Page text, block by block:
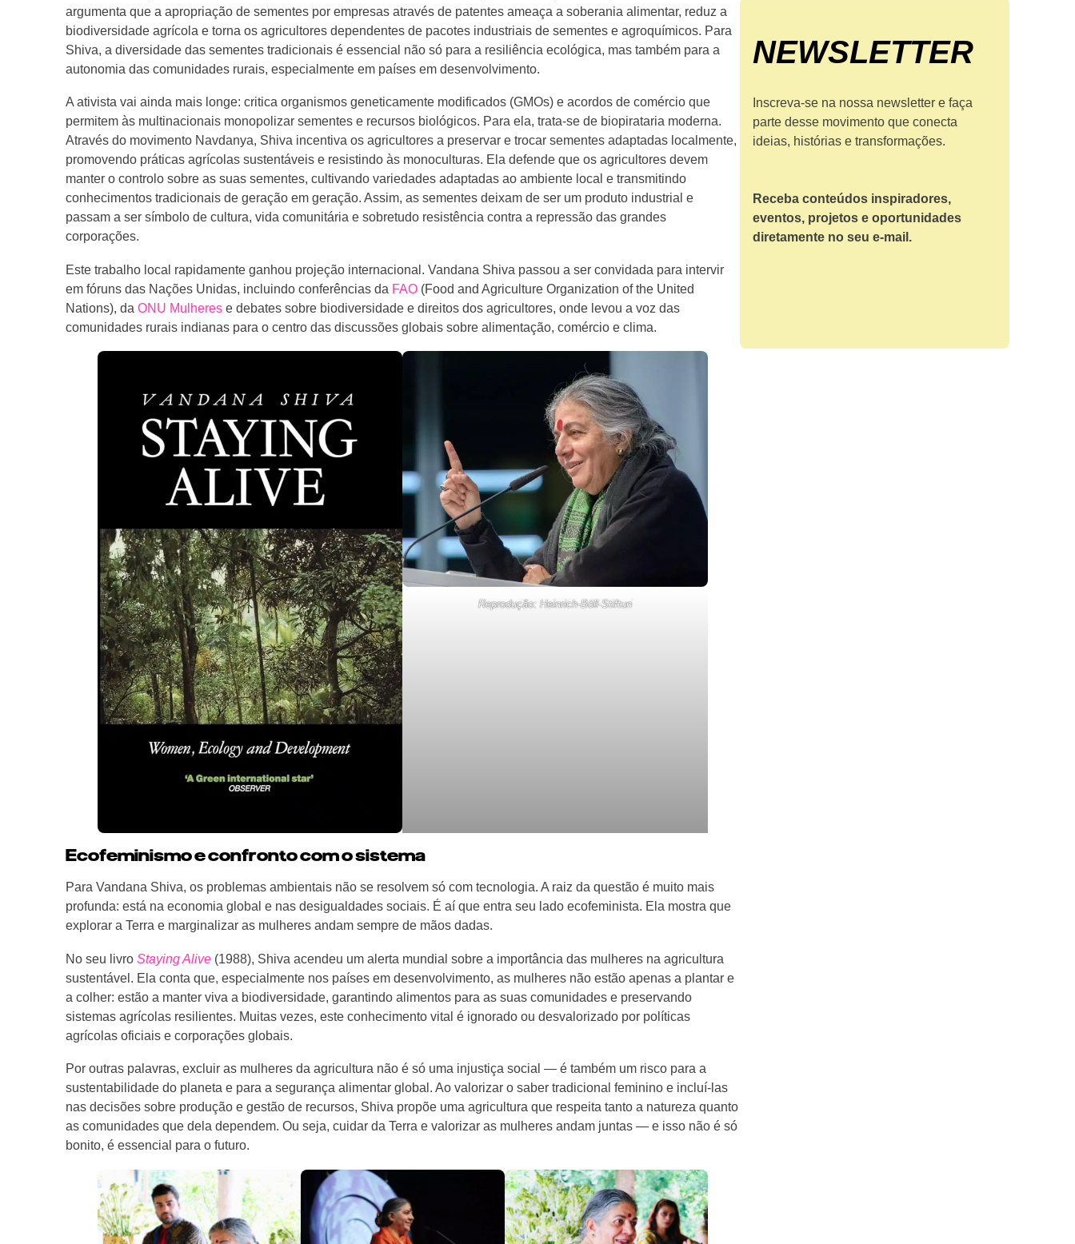
argumenta que a apropriação de sementes por empresas através de patentes ameaça a soberania alimentar, reduz a
biodiversidade agrícola e torna os agricultores dependentes de pacotes industriais de sementes e agroquímicos. Para
Shiva, a diversidade das sementes tradicionais é essencial não só para a resiliência ecológica, mas também para a
autonomia das comunidades rurais, especialmente em países em desenvolvimento.
A ativista vai ainda mais longe: critica organismos geneticamente modificados (GMOs) e acordos de comércio que
permitem às multinacionais monopolizar sementes e recursos biológicos. Para ela, trata-se de biopirataria moderna.
Através do movimento Navdanya, Shiva incentiva os agricultores a preservar e trocar sementes adaptadas localmente,
promovendo práticas agrícolas sustentáveis e resistindo às monoculturas. Ela defende que os agricultores devem
manter o controlo sobre as suas sementes, cultivando variedades adaptadas ao ambiente local e transmitindo
conhecimentos tradicionais de geração em geração. Assim, as sementes deixam de ser um produto industrial e
passam a ser símbolo de cultura, vida comunitária e sobretudo resistência contra a repressão das grandes
corporações.
Este trabalho local rapidamente ganhou projeção internacional. Vandana Shiva passou a ser convidada para intervir
em fóruns das Nações Unidas, incluindo conferências da FAO(Food and Agriculture Organization of the United
Nations), da ONU Mulherese debates sobre biodiversidade e direitos dos agricultores, onde levou a voz das
comunidades rurais indianas para o centro das discussões globais sobre alimentação, comércio e clima.
Reprodução: Heinrich-Böll-Stiftun
Ecofeminismo e confronto com o sistema
Para Vandana Shiva, os problemas ambientais não se resolvem só com tecnologia. A raiz da questão é muito mais
profunda: está na economia global e nas desigualdades sociais. É aí que entra seu lado ecofeminista. Ela mostra que
explorar a Terra e marginalizar as mulheres andam sempre de mãos dadas.
No seu livro Staying Alive (1988), Shiva acendeu um alerta mundial sobre a importância das mulheres na agricultura
sustentável. Ela conta que, especialmente nos países em desenvolvimento, as mulheres não estão apenas a plantar e
a colher: estão a manter viva a biodiversidade, garantindo alimentos para as suas comunidades e preservando
sistemas agrícolas resilientes. Muitas vezes, este conhecimento vital é ignorado ou desvalorizado por políticas
agrícolas oficiais e corporações globais.
Por outras palavras, excluir as mulheres da agricultura não é só uma injustiça social — é também um risco para a
sustentabilidade do planeta e para a segurança alimentar global. Ao valorizar o saber tradicional feminino e incluí-las
nas decisões sobre produção e gestão de recursos, Shiva propõe uma agricultura que respeita tanto a natureza quanto
as comunidades que dela dependem. Ou seja, cuidar da Terra e valorizar as mulheres andam juntas — e isso não é só
bonito, é essencial para o futuro.
NEWS­LETTER
Inscreva-se na nossa newsletter e faça
parte desse movimento que conecta
ideias, histórias e transformações.
Receba conteúdos inspiradores,
eventos, projetos e oportunidades
diretamente no seu e-mail.